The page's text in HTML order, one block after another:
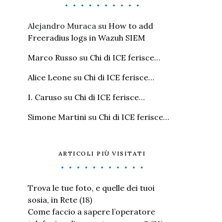
Alejandro Muraca su How to add
Freeradius logs in Wazuh SIEM
Marco Russo su Chi di ICE ferisce…
Alice Leone su Chi di ICE ferisce…
I. Caruso su Chi di ICE ferisce…
Simone Martini su Chi di ICE ferisce…
ARTICOLI PIÙ VISITATI
Trova le tue foto, e quelle dei tuoi
sosia, in Rete (18)
Come faccio a sapere l’operatore